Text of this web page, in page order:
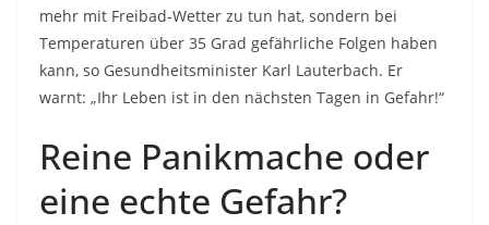
mehr mit Freibad-Wetter zu tun hat, sondern bei
Temperaturen über 35 Grad gefährliche Folgen haben
kann, so Gesundheitsminister Karl Lauterbach. Er
warnt: „Ihr Leben ist in den nächsten Tagen in Gefahr!“
Reine Panikmache oder
eine echte Gefahr?